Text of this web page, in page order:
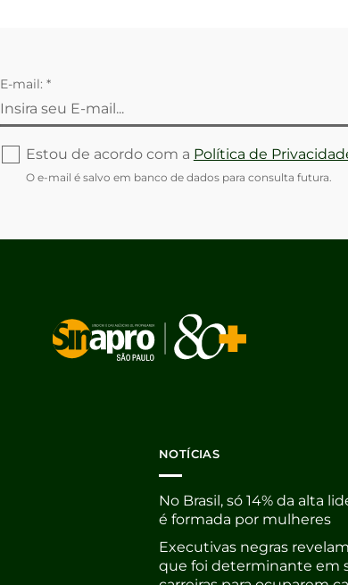
E-mail: *
Estou de acordo com a Política de
O e-mail é salvo em banco de dados para consulta futura.
NOTÍCIAS
No Brasil, só 14% da alta
é formada por mulheres
Executivas negras
que foi determinante em